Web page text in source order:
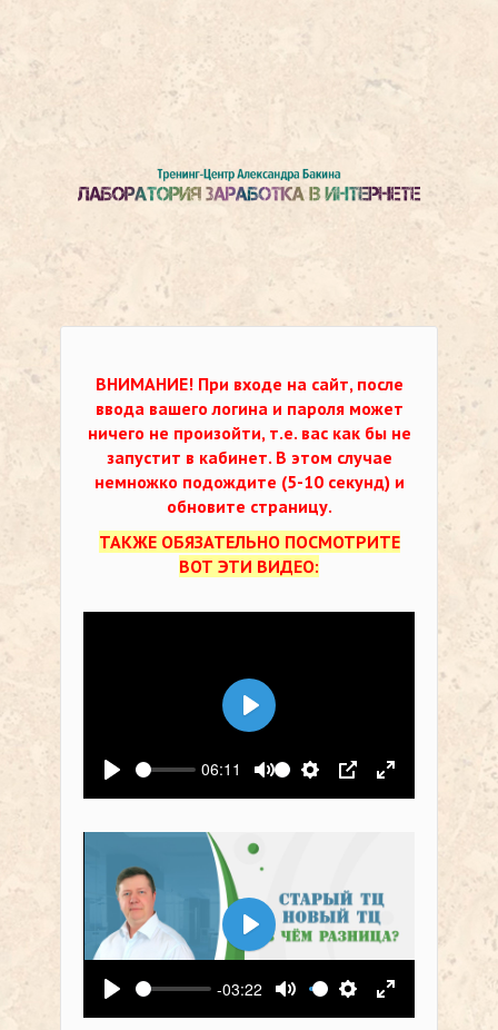
ВНИМАНИЕ! При входе на сайт, после
ввода вашего логина и пароля может
ничего не произойти, т.е. вас как бы не
запустит в кабинет. В этом случае
немножко подождите (5-10 секунд) и
обновите страницу.
ТАКЖЕ ОБЯЗАТЕЛЬНО ПОСМОТРИТЕ
ВОТ ЭТИ ВИДЕО:
Воспроизвести
06:11
Выключить звук
Настройки
PIP На весь
Воспроизвести
Воспроизвести
-03:22
Выключить звук
Настройки
На весь
Воспроизвести